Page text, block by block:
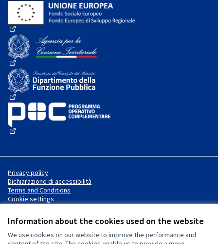
Information about the cookies used on the website
We use cookies on our website to improve the performance and
(External link)
(External link)
(External link)
Privacy policy
Dichiarazione di accessibilità
Terms and Conditions
Cookie settings
Creative Commons License
(External link)Website made withfree software